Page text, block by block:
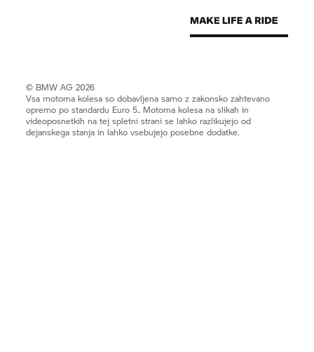
© BMW AG 2026
Vsa motorna kolesa so dobavljena samo z zakonsko zahtevano
opremo po standardu Euro 5.. Motorna kolesa na slikah in
videoposnetkih na tej spletni strani se lahko razlikujejo od
dejanskega stanja in lahko vsebujejo posebne dodatke.